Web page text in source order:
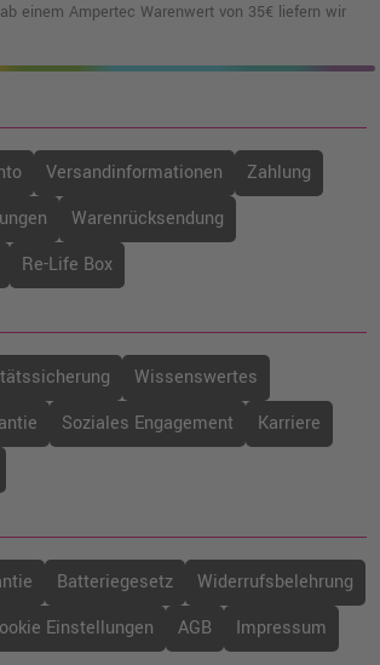
einem Ampertec Warenwert von 35€ liefern wir
Versandinformationen
Zahlung
Warenrücksendung
Re-Life Box
Wissenswertes
Soziales Engagement
Karriere
Batteriegesetz
Widerrufsbelehrung
Einstellungen AGB Impressum